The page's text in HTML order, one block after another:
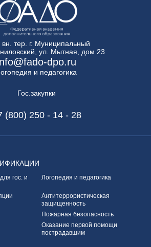
вн. тер. г. Муниципальный
ул. Мытная, дом 23
dpo.ru
и педагогика
Гос.закупки
(800) 250 - 14 - 28
для гос. и
Логопедия и педагогика
Антитеррористическая
защищенность
Пожарная безопасность
Оказание первой помощи
пострадавшим